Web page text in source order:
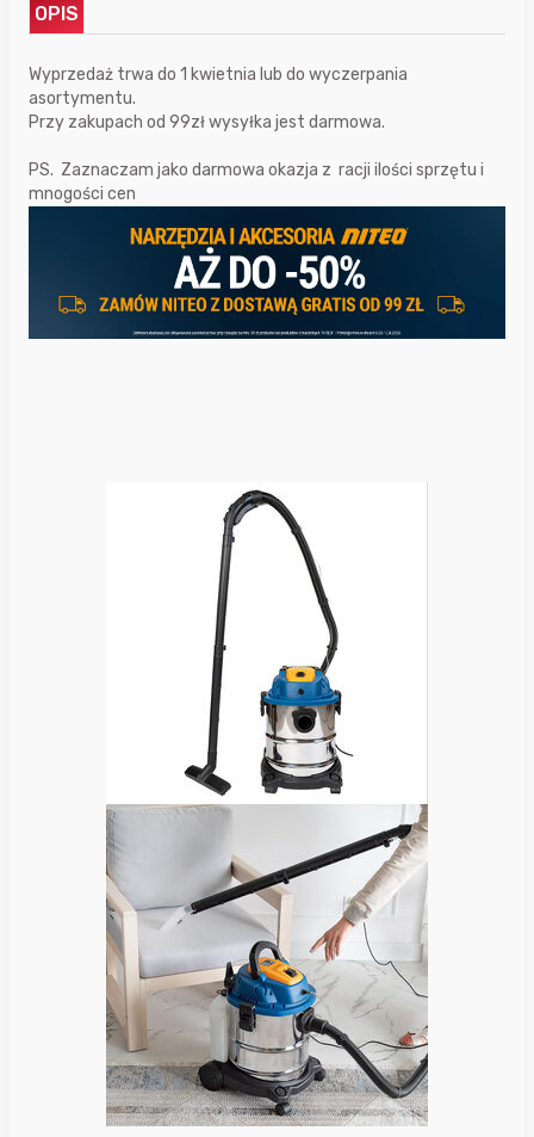
OPIS
Wyprzedaż trwa do 1 kwietnia lub do wyczerpania
asortymentu.
Przy zakupach od 99zł wysyłka jest darmowa.
PS. Zaznaczam jako darmowa okazja z racji ilości sprzętu i
mnogości cen